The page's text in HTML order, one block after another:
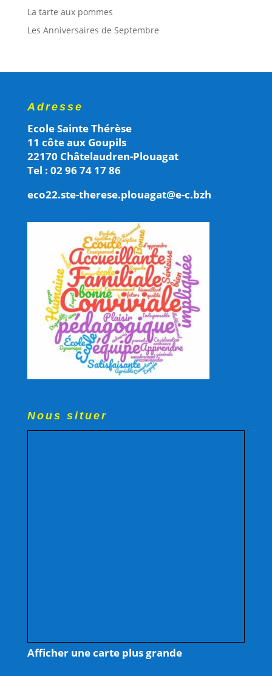
La tarte aux pommes
Les Anniversaires de Septembre
Adresse
Ecole Sainte Thérèse
11 côte aux Goupils
22170 Châtelaudren-Plouagat
Tel : 02 96 74 17 86
eco22.ste-therese.plouagat@e-c.bzh
Nous situer
Afficher une carte plus grande